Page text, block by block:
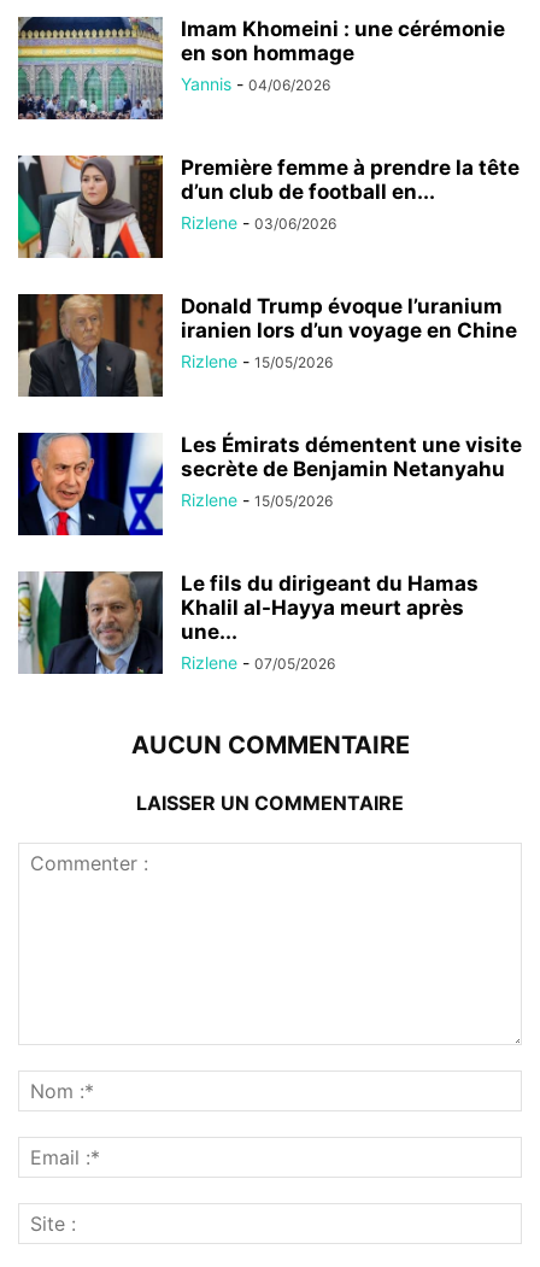
Imam Khomeini : une cérémonie
en son hommage
Yannis - 04/06/2026
Première femme à prendre la tête
d’un club de football en...
Rizlene - 03/06/2026
Donald Trump évoque l’uranium
iranien lors d’un voyage en Chine
Rizlene - 15/05/2026
Les Émirats démentent une visite
secrète de Benjamin Netanyahu
Rizlene - 15/05/2026
Le fils du dirigeant du Hamas
Khalil al-Hayya meurt après
une...
Rizlene - 07/05/2026
AUCUN COMMENTAIRE
LAISSER UN COMMENTAIRE